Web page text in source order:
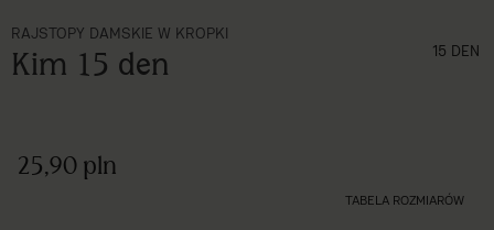
Kim 15 den
TABELA ROZMIARÓW
25,90 pln
RAJSTOPY DAMSKIE W KROPKI
15 DEN